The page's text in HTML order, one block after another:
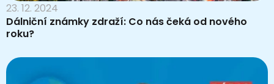
23. 12. 2024
Dálniční známky zdraží: Co nás čeká od nového
roku?